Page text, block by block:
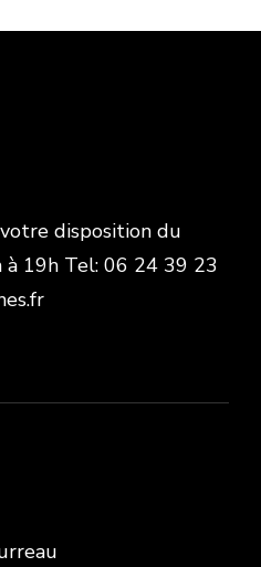
disposition du
à 19h Tel: 06 24 39 23